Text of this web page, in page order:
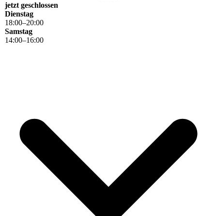
jetzt geschlossen
Dienstag
18:00–20:00
Samstag
14:00–16:00